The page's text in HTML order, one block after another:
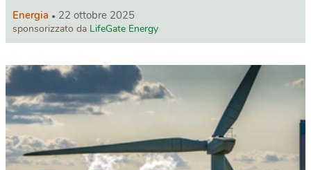
Energia 22 ottobre 2025
sponsorizzato da LifeGate Energy